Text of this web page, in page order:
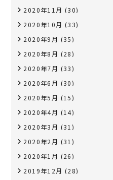
2020年11月 (30)
2020年10月 (33)
2020年9月 (35)
2020年8月 (28)
2020年7月 (33)
2020年6月 (30)
2020年5月 (15)
2020年4月 (14)
2020年3月 (31)
2020年2月 (31)
2020年1月 (26)
2019年12月 (28)